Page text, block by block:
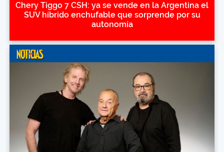
Chery Tiggo 7 CSH: ya se vende en la Argentina el
SUV híbrido enchufable que sorprende por su
autonomía